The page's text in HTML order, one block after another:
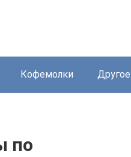
Кофемолки Другое
по